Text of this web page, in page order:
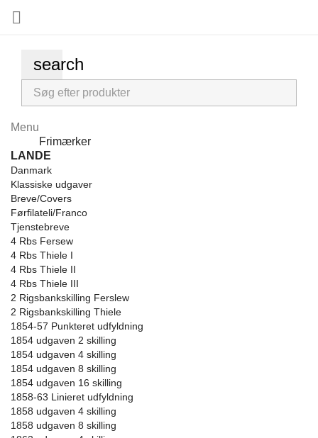

search
Menu
Frimærker
LANDE
Danmark
Klassiske udgaver
Breve/Covers
Førfilateli/Franco
Tjenstebreve
4 Rbs Fersew
4 Rbs Thiele I
4 Rbs Thiele II
4 Rbs Thiele III
2 Rigsbankskilling Ferslew
2 Rigsbankskilling Thiele
1854-57 Punkteret udfyldning
1854 udgaven 2 skilling
1854 udgaven 4 skilling
1854 udgaven 8 skilling
1854 udgaven 16 skilling
1858-63 Linieret udfyldning
1858 udgaven 4 skilling
1858 udgaven 8 skilling